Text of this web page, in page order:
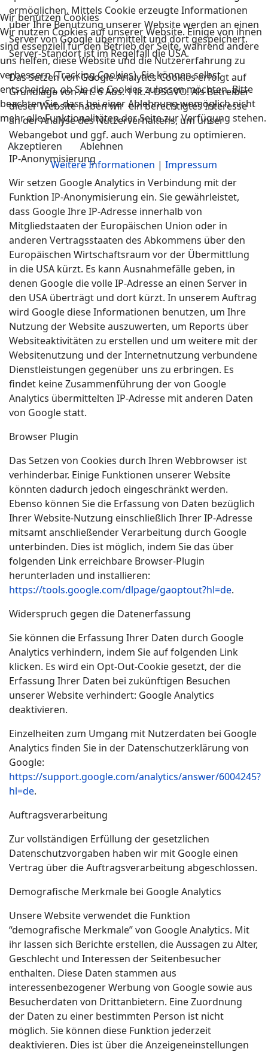
ermöglichen. Mittels Cookie erzeugte Informationen
über Ihre Benutzung unserer Website werden an einen
Server von Google übermittelt und dort gespeichert.
Server-Standort ist im Regelfall die USA.
Das Setzen von Google-Analytics-Cookies erfolgt auf
Grundlage von Art. 6 Abs. 1 lit. f DSGVO. Als Betreiber
dieser Website haben wir ein berechtigtes Interesse
an der Analyse des Nutzerverhaltens, um unser
Webangebot und ggf. auch Werbung zu optimieren.
IP-Anonymisierung
Wir setzen Google Analytics in Verbindung mit der
Funktion IP-Anonymisierung ein. Sie gewährleistet,
dass Google Ihre IP-Adresse innerhalb von
Mitgliedstaaten der Europäischen Union oder in
anderen Vertragsstaaten des Abkommens über den
Europäischen Wirtschaftsraum vor der Übermittlung
in die USA kürzt. Es kann Ausnahmefälle geben, in
denen Google die volle IP-Adresse an einen Server in
den USA überträgt und dort kürzt. In unserem Auftrag
wird Google diese Informationen benutzen, um Ihre
Nutzung der Website auszuwerten, um Reports über
Websiteaktivitäten zu erstellen und um weitere mit der
Websitenutzung und der Internetnutzung verbundene
Dienstleistungen gegenüber uns zu erbringen. Es
findet keine Zusammenführung der von Google
Analytics übermittelten IP-Adresse mit anderen Daten
von Google statt.
Browser Plugin
Das Setzen von Cookies durch Ihren Webbrowser ist
verhinderbar. Einige Funktionen unserer Website
könnten dadurch jedoch eingeschränkt werden.
Ebenso können Sie die Erfassung von Daten bezüglich
Ihrer Website-Nutzung einschließlich Ihrer IP-Adresse
mitsamt anschließender Verarbeitung durch Google
unterbinden. Dies ist möglich, indem Sie das über
folgenden Link erreichbare Browser-Plugin
herunterladen und installieren:
https://tools.google.com/dlpage/gaoptout?hl=de.
Widerspruch gegen die Datenerfassung
Sie können die Erfassung Ihrer Daten durch Google
Analytics verhindern, indem Sie auf folgenden Link
klicken. Es wird ein Opt-Out-Cookie gesetzt, der die
Erfassung Ihrer Daten bei zukünftigen Besuchen
unserer Website verhindert: Google Analytics
deaktivieren.
Einzelheiten zum Umgang mit Nutzerdaten bei Google
Analytics finden Sie in der Datenschutzerklärung von
Google:
https://support.google.com/analytics/answer/6004245?
hl=de.
Auftragsverarbeitung
Zur vollständigen Erfüllung der gesetzlichen
Datenschutzvorgaben haben wir mit Google einen
Vertrag über die Auftragsverarbeitung abgeschlossen.
Demografische Merkmale bei Google Analytics
Unsere Website verwendet die Funktion
“demografische Merkmale” von Google Analytics. Mit
ihr lassen sich Berichte erstellen, die Aussagen zu Alter,
Geschlecht und Interessen der Seitenbesucher
enthalten. Diese Daten stammen aus
interessenbezogener Werbung von Google sowie aus
Besucherdaten von Drittanbietern. Eine Zuordnung
der Daten zu einer bestimmten Person ist nicht
möglich. Sie können diese Funktion jederzeit
deaktivieren. Dies ist über die Anzeigeneinstellungen
Wir benutzen Cookies
Wir nutzen Cookies auf unserer Website. Einige von ihnen
sind essenziell für den Betrieb der Seite, während andere
uns helfen, diese Website und die Nutzererfahrung zu
verbessern (Tracking Cookies). Sie können selbst
entscheiden, ob Sie die Cookies zulassen möchten. Bitte
beachten Sie, dass bei einer Ablehnung womöglich nicht
mehr alle Funktionalitäten der Seite zur Verfügung stehen.
Akzeptieren
Ablehnen
Weitere Informationen | Impressum